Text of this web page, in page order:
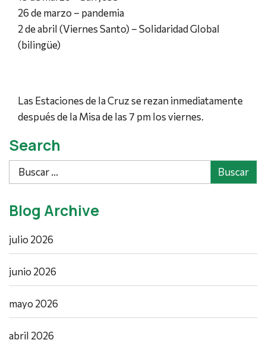
26 de marzo – pandemia
2 de abril (Viernes Santo) – Solidaridad Global
(bilingüe)
Las Estaciones de la Cruz se rezan inmediatamente
después de la Misa de las 7 pm los viernes.
Search
Buscar
Blog Archive
julio 2026
junio 2026
mayo 2026
abril 2026